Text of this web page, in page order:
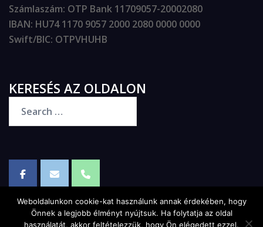
Számlaszám: OTP Bank 11709057-20002080
IBAN: HU74 1170 9057 2000 2080 0000 0000
Swift/BIC: OTPVHUHB
KERESÉS AZ OLDALON
Weboldalunkon cookie-kat használunk annak érdekében, hogy
Önnek a legjobb élményt nyújtsuk. Ha folytatja az oldal
használatát, akkor feltételezzük, hogy Ön elégedett ezzel.